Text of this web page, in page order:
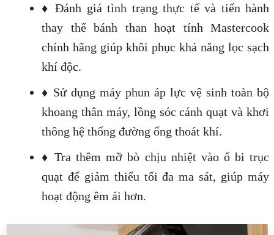
♦ Đánh giá tình trạng thực tế và tiến hành
thay thế bánh than hoạt tính Mastercook
chính hãng giúp khôi phục khả năng lọc sạch
khí độc.
♦ Sử dụng máy phun áp lực vệ sinh toàn bộ
khoang thân máy, lồng sóc cánh quạt và khơi
thông hệ thống đường ống thoát khí.
♦ Tra thêm mỡ bò chịu nhiệt vào ổ bi trục
quạt để giảm thiểu tối đa ma sát, giúp máy
hoạt động êm ái hơn.